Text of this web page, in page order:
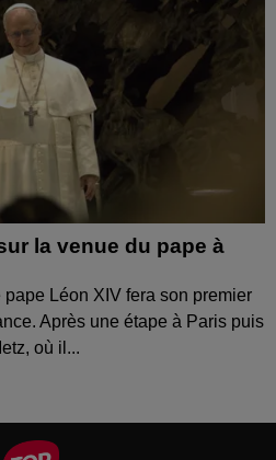
la venue du pape à
Léon XIV fera son premier
Après une étape à Paris puis
où il...